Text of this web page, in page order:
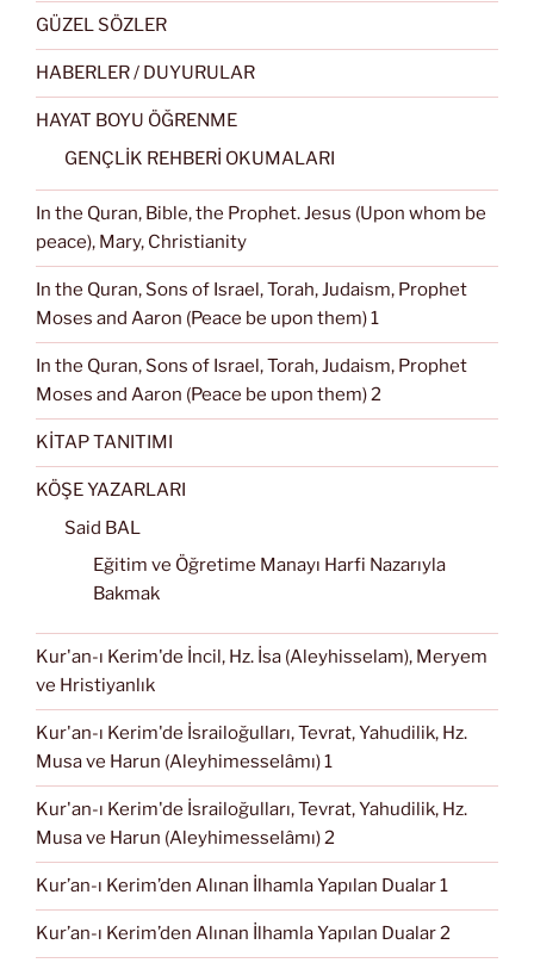
GÜZEL SÖZLER
HABERLER / DUYURULAR
HAYAT BOYU ÖĞRENME
GENÇLİK REHBERİ OKUMALARI
In the Quran, Bible, the Prophet. Jesus (Upon whom be
peace), Mary, Christianity
In the Quran, Sons of Israel, Torah, Judaism, Prophet
Moses and Aaron (Peace be upon them) 1
In the Quran, Sons of Israel, Torah, Judaism, Prophet
Moses and Aaron (Peace be upon them) 2
KİTAP TANITIMI
KÖŞE YAZARLARI
Said BAL
Eğitim ve Öğretime Manayı Harfi Nazarıyla
Bakmak
Kur'an-ı Kerim'de İncil, Hz. İsa (Aleyhisselam), Meryem
ve Hristiyanlık
Kur'an-ı Kerim'de İsrailoğulları, Tevrat, Yahudilik, Hz.
Musa ve Harun (Aleyhimesselâmı) 1
Kur'an-ı Kerim'de İsrailoğulları, Tevrat, Yahudilik, Hz.
Musa ve Harun (Aleyhimesselâmı) 2
Kur’an-ı Kerim’den Alınan İlhamla Yapılan Dualar 1
Kur’an-ı Kerim’den Alınan İlhamla Yapılan Dualar 2